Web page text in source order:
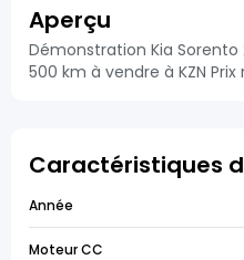
Aperçu
Démonstration Kia Sorento
500 km à vendre à KZN Prix
Caractéristiques
Année
Moteur CC